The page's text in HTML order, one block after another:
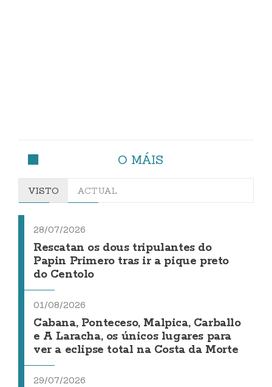
O MÁIS
VISTO ACTUAL
28/07/2026
Rescatan os dous tripulantes do
Papin Primero tras ir a pique preto
do Centolo
01/08/2026
Cabana, Ponteceso, Malpica, Carballo
e A Laracha, os únicos lugares para
ver a eclipse total na Costa da Morte
29/07/2026